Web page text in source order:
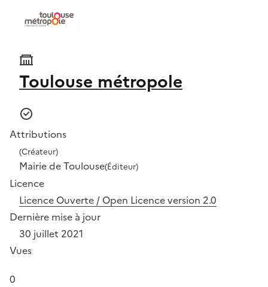
Toulouse métropole
Attributions
(Créateur)
Mairie de Toulouse(Éditeur)
Licence
Licence Ouverte / Open Licence version 2.0
Dernière mise à jour
30 juillet 2021
Vues
0